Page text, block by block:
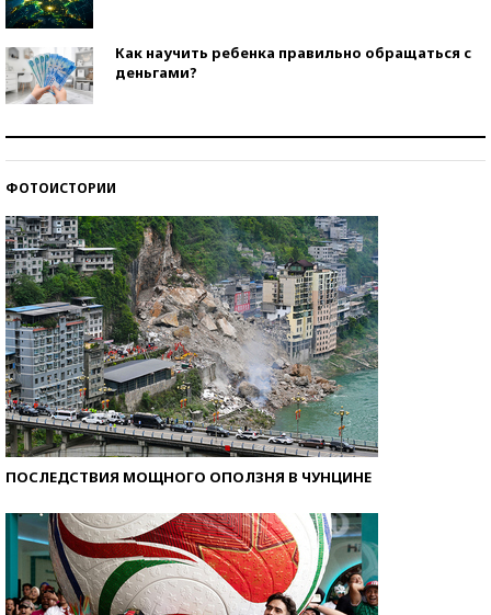
Как научить ребенка правильно обращаться с
деньгами?
ФОТОИСТОРИИ
ПОСЛЕДСТВИЯ МОЩНОГО ОПОЛЗНЯ В ЧУНЦИНЕ